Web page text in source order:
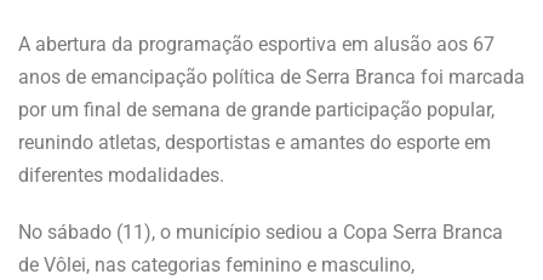
A abertura da programação esportiva em alusão aos 67
anos de emancipação política de Serra Branca foi marcada
por um final de semana de grande participação popular,
reunindo atletas, desportistas e amantes do esporte em
diferentes modalidades.
No sábado (11), o município sediou a Copa Serra Branca
de Vôlei, nas categorias feminino e masculino,